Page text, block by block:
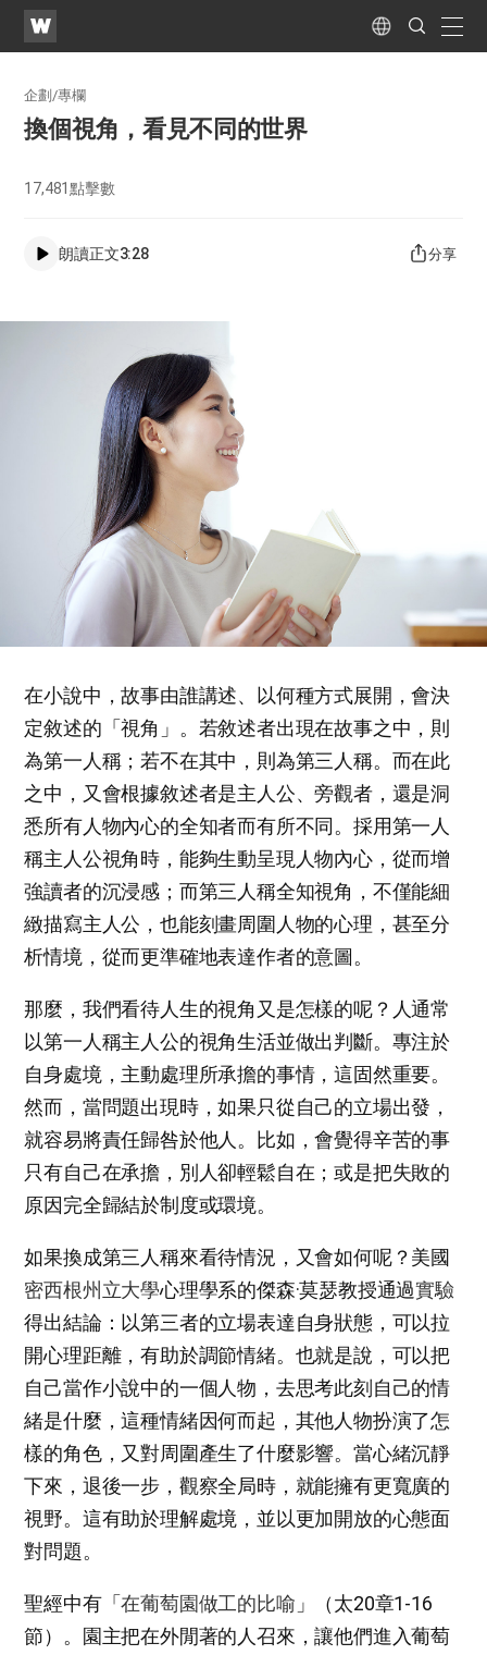
WATV
Language
Search
Submit
企劃/專欄
換個視角，看見不同的世界
17,481點擊數
朗讀正文3:28 分享
在小說中，故事由誰講述、以何種方式展開，會決
定敘述的「視角」。若敘述者出現在故事之中，則
為第一人稱；若不在其中，則為第三人稱。而在此
之中，又會根據敘述者是主人公、旁觀者，還是洞
悉所有人物內心的全知者而有所不同。採用第一人
稱主人公視角時，能夠生動呈現人物內心，從而增
強讀者的沉浸感；而第三人稱全知視角，不僅能細
緻描寫主人公，也能刻畫周圍人物的心理，甚至分
析情境，從而更準確地表達作者的意圖。
那麼，我們看待人生的視角又是怎樣的呢？人通常
以第一人稱主人公的視角生活並做出判斷。專注於
自身處境，主動處理所承擔的事情，這固然重要。
然而，當問題出現時，如果只從自己的立場出發，
就容易將責任歸咎於他人。比如，會覺得辛苦的事
只有自己在承擔，別人卻輕鬆自在；或是把失敗的
原因完全歸結於制度或環境。
如果換成第三人稱來看待情況，又會如何呢？美國
密西根州立大學心理學系的傑森·莫瑟教授通過實驗
得出結論：以第三者的立場表達自身狀態，可以拉
開心理距離，有助於調節情緒。也就是說，可以把
自己當作小說中的一個人物，去思考此刻自己的情
緒是什麼，這種情緒因何而起，其他人物扮演了怎
樣的角色，又對周圍產生了什麼影響。當心緒沉靜
下來，退後一步，觀察全局時，就能擁有更寬廣的
視野。這有助於理解處境，並以更加開放的心態面
對問題。
聖經中有「在葡萄園做工的比喻 」（太20章1-16
節）。園主把在外閒著的人召來，讓他們進入葡萄